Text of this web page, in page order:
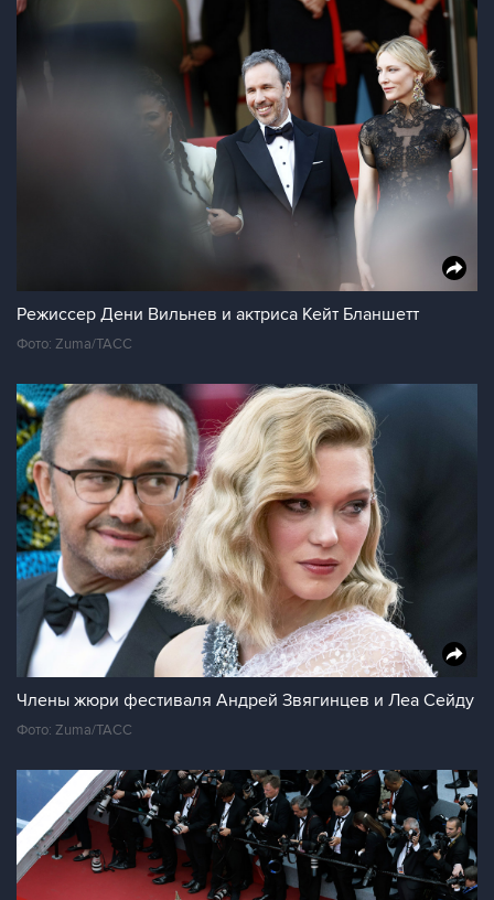
Режиссер Дени Вильнев и актриса Кейт Бланшетт
Фото: Zuma/ТАСС
Члены жюри фестиваля Андрей Звягинцев и Леа Сейду
Фото: Zuma/ТАСС